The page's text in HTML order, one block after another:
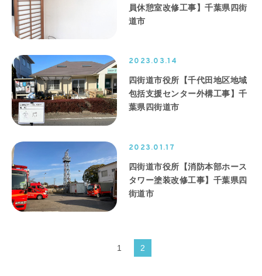
員休憩室改修工事】千葉県四街
道市
2023.03.14
四街道市役所【千代田地区地域
包括支援センター外構工事】千
葉県四街道市
2023.01.17
四街道市役所【消防本部ホース
タワー塗装改修工事】千葉県四
街道市
1 2